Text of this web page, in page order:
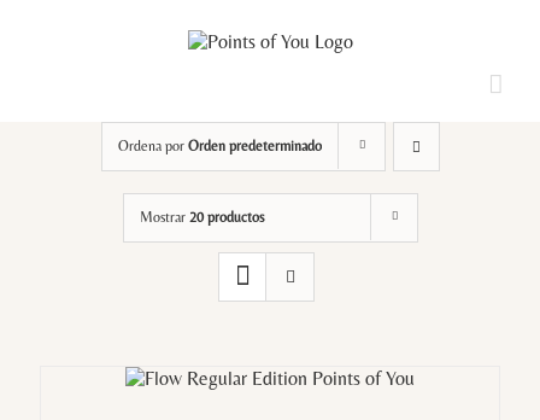
Loading...
Ordena por Orden predeterminado
Mostrar 20 productos